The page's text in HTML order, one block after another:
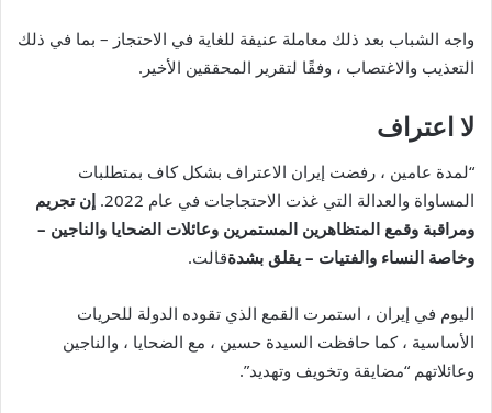
واجه الشباب بعد ذلك معاملة عنيفة للغاية في الاحتجاز – بما في ذلك
التعذيب والاغتصاب ، وفقًا لتقرير المحققين الأخير.
لا اعتراف
“لمدة عامين ، رفضت إيران الاعتراف بشكل كاف بمتطلبات
المساواة والعدالة التي غذت الاحتجاجات في عام 2022.
إن تجريم
ومراقبة وقمع المتظاهرين المستمرين وعائلات الضحايا والناجين –
وخاصة النساء والفتيات – يقلق بشدةقالت.
اليوم في إيران ، استمرت القمع الذي تقوده الدولة للحريات
الأساسية ، كما حافظت السيدة حسين ، مع الضحايا ، والناجين
وعائلاتهم “مضايقة وتخويف وتهديد”.